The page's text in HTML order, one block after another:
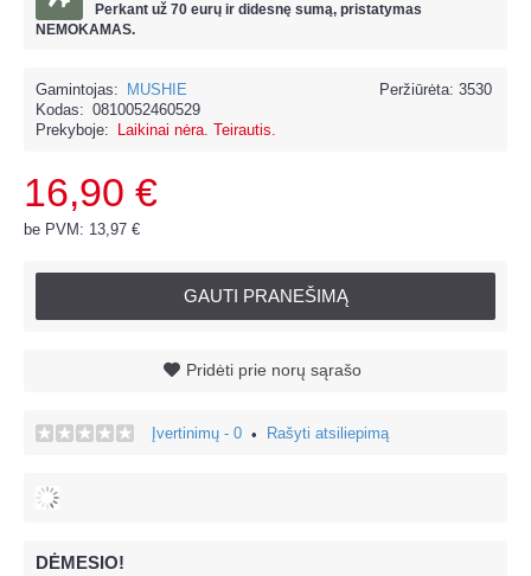
Perkant už 70 eurų ir didesnę sumą, pristatymas
NEMOKAMAS.
Peržiūrėta: 3530
Gamintojas:
MUSHIE
Kodas: 0810052460529
Prekyboje:
Laikinai nėra. Teirautis.
16,90 €
be PVM: 13,97 €
GAUTI PRANEŠIMĄ
Pridėti prie norų sąrašo
Įvertinimų - 0 • Rašyti atsiliepimą
DĖMESIO!